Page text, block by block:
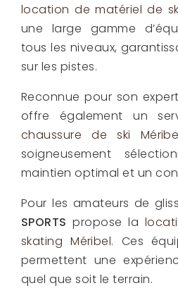
location de matériel de
une large gamme
tous les niveaux,
sur les pistes.
Reconnue pour son
offre également un
chaussure de ski
soigneusement
maintien optimal et un
Pour les amateurs de
SPORTS propose la
skating Méribel. Ces
permettent une
quel que soit le terrain.